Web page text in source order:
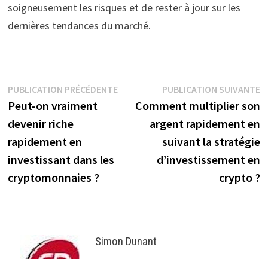
soigneusement les risques et de rester à jour sur les
dernières tendances du marché.
Navigation
de
l’article
PUBLICATION PRÉCÉDENTEPublication
précédente :
Peut-on vraiment
devenir riche
rapidement en
investissant dans les
cryptomonnaies ?
PUBLICATION SUIVANTE
Comment multiplier son
argent rapidement en
suivant la stratégie
d’investissement en
crypto ?
Simon Dunant